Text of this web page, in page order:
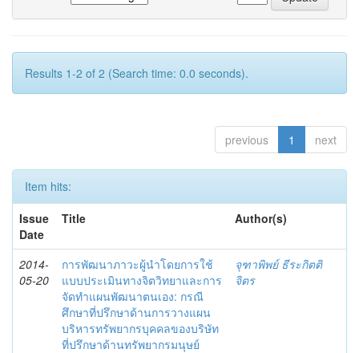
Results 1-2 of 2 (Search time: 0.0 seconds).
previous 1 next
Item hits:
Issue
Date
Title Author(s)
2014-
05-20
การพัฒนาภาวะผู้นำโดยการใช้
แบบประเมินทางจิตวิทยาและการ
จัดทำแผนพัฒนาตนเอง: กรณี
ศึกษาที่ปรึกษาด้านการวางแผน
บริหารทรัพยากรบุคคลของบริษัท
ที่ปรึกษาด้านทรัพยากรมนุษย์
จุฑาพิพย์ ธีระกิตติ
จิตร